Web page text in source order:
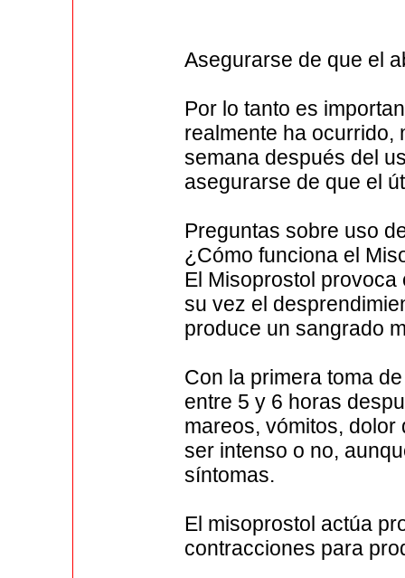
Asegurarse de que el
Por lo tanto es
realmente ha ocurrido,
semana después del
asegurarse de que el
Preguntas sobre uso
¿Cómo funciona el
El Misoprostol
su vez el
produce un sangrado
Con la primera toma
entre 5 y 6 horas
mareos, vómitos,
ser intenso o no,
síntomas.
El misoprostol actúa
contracciones para